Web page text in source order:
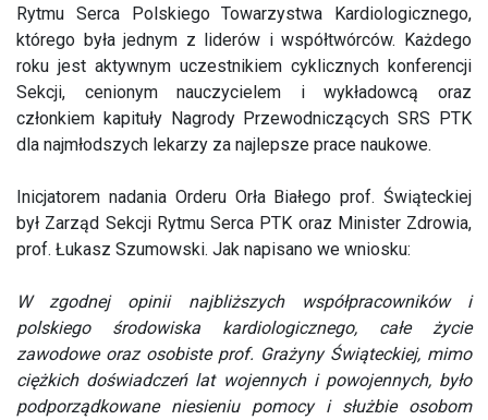
Rytmu Serca Polskiego Towarzystwa Kardiologicznego,
którego była jednym z liderów i współtwórców. Każdego
roku jest aktywnym uczestnikiem cyklicznych konferencji
Sekcji, cenionym nauczycielem i wykładowcą oraz
członkiem kapituły Nagrody Przewodniczących SRS PTK
dla najmłodszych lekarzy za najlepsze prace naukowe.
Inicjatorem nadania Orderu Orła Białego prof. Świąteckiej
był Zarząd Sekcji Rytmu Serca PTK oraz Minister Zdrowia,
prof. Łukasz Szumowski. Jak napisano we wniosku:
W zgodnej opinii najbliższych współpracowników i
polskiego środowiska kardiologicznego, całe życie
zawodowe oraz osobiste prof. Grażyny Świąteckiej, mimo
ciężkich doświadczeń lat wojennych i powojennych, było
podporządkowane niesieniu pomocy i służbie osobom